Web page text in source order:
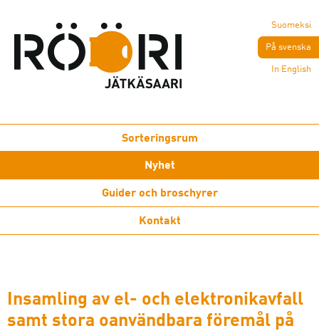
Suomeksi
På svenska
In English
Sorteringsrum
Nyhet
Guider och broschyrer
Kontakt
Insamling av el- och elektronikavfall
samt stora oanvändbara föremål på